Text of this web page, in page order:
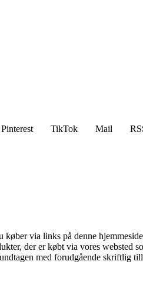
Pinterest TikTok Mail
via links på denne
der er købt via vores websted
med forudgående skriftlig